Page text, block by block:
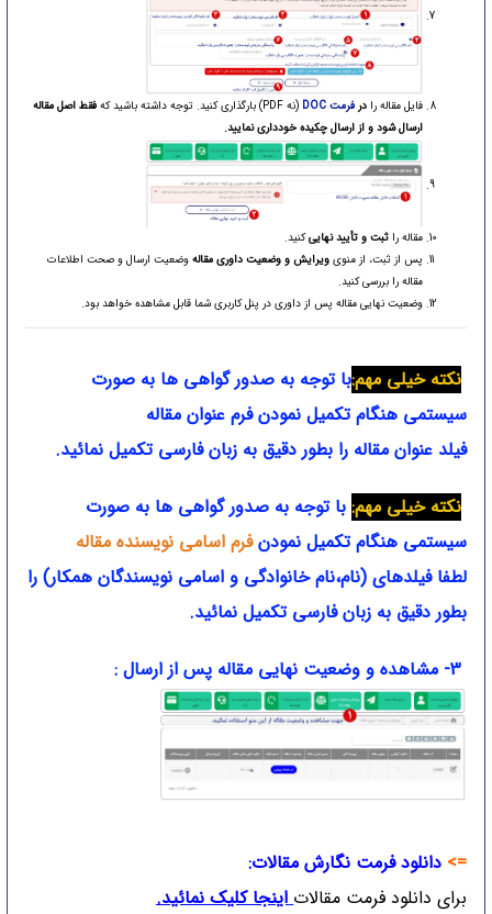
فایل مقاله را در فرمت DOC (نه PDF) بارگذاری کنید. توجه داشته باشید که
فقط اصل مقاله
ارسال شود و از ارسال چکیده خودداری نمایید.
مقاله را ثبت و تأیید نهاییکنید.
پس از ثبت، از منوی ویرایش و وضعیت داوری مقالهوضعیت ارسال و صحت اطلاعات
مقاله را بررسی کنید.
وضعیت نهایی مقاله پس از داوری در پنل کاربری شما قابل مشاهده خواهد بود.
نکته خیلی مهم:با توجه به صدور گواهی ها به صورت
سیستمی هنگام تکمیل نمودن فرم عنوان مقاله
فیلد عنوان مقاله را بطور دقیق به زبان فارسی تکمیل نمائید.
نکته خیلی مهم:با توجه به صدور گواهی ها به صورت
سیستمی هنگام تکمیل نمودنفرم اسامی نویسنده مقاله
لطفا فیلدهای (نام،نام خانوادگی و اسامی نویسندگان همکار) را
بطور دقیق به زبان فارسی تکمیل نمائید.
=> دانلود فرمت نگارش مقالات:
برای دانلود فرمت مقالات اینجا کلیک نمائید.